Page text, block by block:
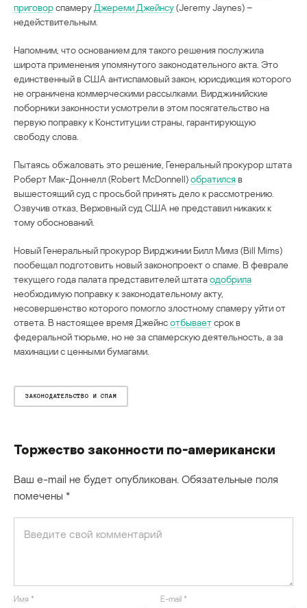
приговорспамеру Джереми Джейнсу(Jeremy Jaynes) –
недействительным.
Напомним, что основанием для такого решения послужила
широта применения упомянутого законодательного акта. Это
единственный в США антиспамовый закон, юрисдикция которого
не ограничена коммерческими рассылками. Вирджинийские
поборники законности усмотрели в этом посягательство на
первую поправку к Конституции страны, гарантирующую
свободу слова.
Пытаясь обжаловать это решение, Генеральный прокурор штата
Роберт Мак-Доннелл (Robert McDonnell)обратился в
вышестоящий суд с просьбой принять дело к рассмотрению.
Озвучив отказ, Верховный суд США не представил никаких к
тому обоснований.
Новый Генеральный прокурор Вирджинии Билл Мимз (Bill Mims)
пообещал подготовить новый законопроект о спаме. В феврале
текущего года палата представителей штатаодобрила
необходимую поправку к законодательному акту,
несовершенство которого помогло злостному спамеру уйти от
ответа. В настоящее время Джейнсотбываетсрок в
федеральной тюрьме, но не за спамерскую деятельность, а за
махинации с ценными бумагами.
ЗАКОНОДАТЕЛЬСТВО И СПАМ
Торжество законности по-американски
Ваш e-mail не будет опубликован. Обязательные поля
помечены *
Имя * E-mail *